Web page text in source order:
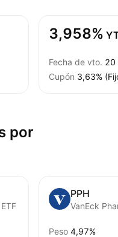
3,958%
Fecha de vto. 20
Cupón 3,63%
por
PPH
VanEck
Peso 4,97%